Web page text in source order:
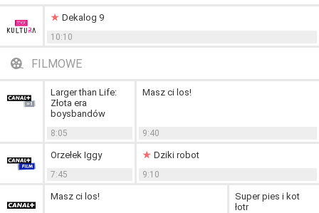
Dekalog 9
10:10
FILMOWE
Larger than Life:
Złota era
boysbandów
8:05
Masz ci los!
9:40
Orzełek Iggy
7:45
Dziki robot
9:10
Masz ci los!
Super pies i kot
łotr